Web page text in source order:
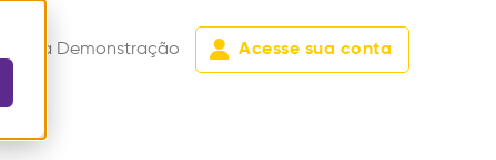
sua Demonstração Acesse sua conta